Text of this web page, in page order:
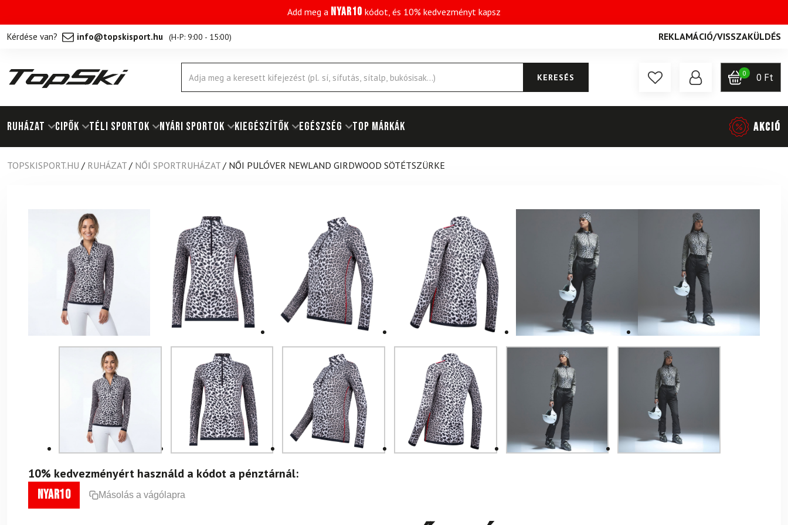
Add meg a NYAR10 kódot, és 10% kedvezményt kapsz
Kérdése van? info@topskisport.hu (H-P: 9:00 - 15:00) REKLAMÁCIÓ/VISSZAKÜLDÉS
Products
search
KERESÉS 0 0 Ft
RUHÁZAT Cipők TÉLI SPORTOK NYÁRI SPORTOK KIEGÉSZÍTŐK EGÉSZSÉG Top márkák AKCIÓ
TOPSKISPORT.HU / RUHÁZAT / NŐI SPORTRUHÁZAT / NŐI PULÓVER NEWLAND GIRDWOOD SÖTÉTSZÜRKE
10% kedvezményért használd a kódot a pénztárnál:
nyar10 Másolás a vágólapra